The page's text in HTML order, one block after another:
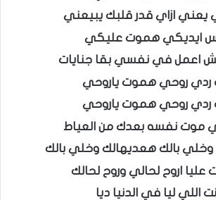
ازاي قدر قلبك يبيعني
ايديكي هموت عليكي
اعمل في نفسي بقا جنايات
روحي هموت ياروحي
روحي هموت ياروحي
موت نفسه بعدك من العياط
بالك هعديهالك وخلي بالك
عليا اروح لحالي وروح لحالك
انت اللي ليا في الدنيا ديا